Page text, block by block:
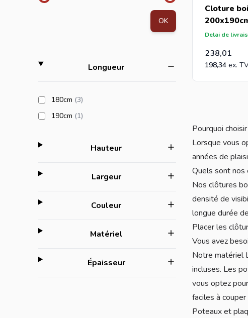
OK
Longueurfilter
180cm (3products available
)
190cm (1products available
)
Hauteurfilter
Largeurfilter
Couleurfilter
Matérielfilter
Épaisseurfilter
Cloture
Delai de
238,01
198,34
Pourquoi
Lorsque vous
années de
Quels sont nos
Nos clôtures
densité de
longue durée
Placer les
Vous avez
Notre matériel
incluses. Les
vous optez
faciles à
Poteaux et